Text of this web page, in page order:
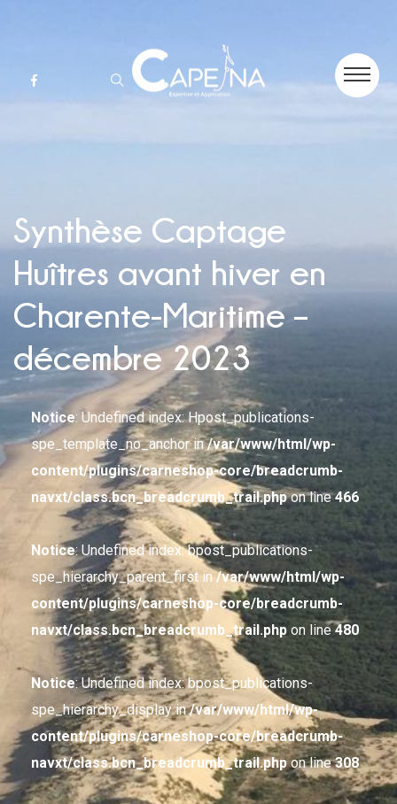
Synthèse Captage
Huîtres avant hiver en
Charente-Maritime –
décembre 2023
Notice: Undefined index: Hpost_publications-
spe_template_no_anchor in/var/www/html/wp-
content/plugins/carneshop-core/breadcrumb-
navxt/class.bcn_breadcrumb_trail.phpon line466
Notice: Undefined index: bpost_publications-
spe_hierarchy_parent_first in/var/www/html/wp-
content/plugins/carneshop-core/breadcrumb-
navxt/class.bcn_breadcrumb_trail.php on line480
Notice: Undefined index: bpost_publications-
spe_hierarchy_display in/var/www/html/wp-
content/plugins/carneshop-core/breadcrumb-
navxt/class.bcn_breadcrumb_trail.phpon line308